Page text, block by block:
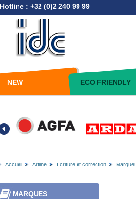
Hotline : +32 (0)2 240 99 99
NEW ECO FRIENDLY
Accueil Artline Ecriture et correction
MARQUES